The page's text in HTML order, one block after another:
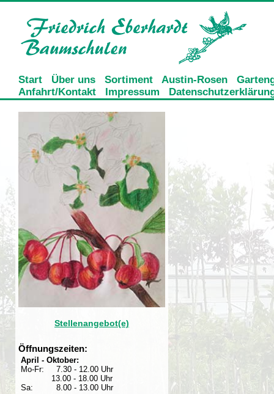
Start Über uns Sortiment Austin-Rosen
Anfahrt/Kontakt
Impressum
Stellenangebot(e)
Öffnungszeiten:
April - Oktober:
Mo-Fr:
Sa:
7.30 - 12.00 Uhr
13.00 - 18.00 Uhr
8.00 - 13.00 Uhr